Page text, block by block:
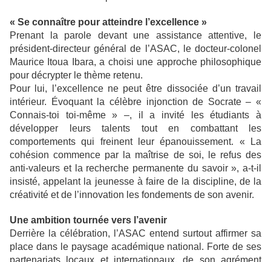
« Se connaître pour atteindre l’excellence »
Prenant la parole devant une assistance attentive, le
président-directeur général de l’ASAC, le docteur-colonel
Maurice Itoua Ibara, a choisi une approche philosophique
pour décrypter le thème retenu.
Pour lui, l’excellence ne peut être dissociée d’un travail
intérieur. Évoquant la célèbre injonction de Socrate – «
Connais-toi toi-même » –, il a invité les étudiants à
développer leurs talents tout en combattant les
comportements qui freinent leur épanouissement. « La
cohésion commence par la maîtrise de soi, le refus des
anti-valeurs et la recherche permanente du savoir », a-t-il
insisté, appelant la jeunesse à faire de la discipline, de la
créativité et de l’innovation les fondements de son avenir.
Une ambition tournée vers l’avenir
Derrière la célébration, l’ASAC entend surtout affirmer sa
place dans le paysage académique national. Forte de ses